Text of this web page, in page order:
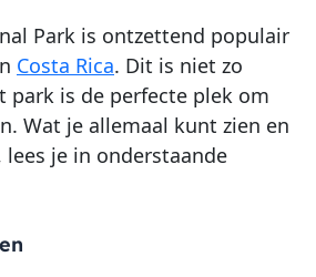
Park is ontzettend populair
Costa Rica. Dit is niet zo
park is de perfecte plek om
Wat je allemaal kunt zien en
je in onderstaande